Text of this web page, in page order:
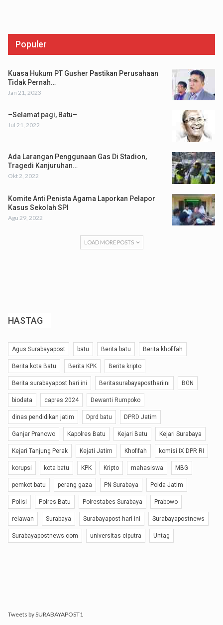
Populer
Kuasa Hukum PT Gusher Pastikan Perusahaan
Tidak Pernah…
Jan 21, 2023
–Selamat pagi, Batu–
Jul 21, 2022
Ada Larangan Penggunaan Gas Di Stadion,
Tragedi Kanjuruhan…
Okt 2, 2022
Komite Anti Penista Agama Laporkan Pelapor
Kasus Sekolah SPI
Agu 29, 2022
LOAD MORE POSTS
HASTAG
Agus Surabayapost batu Berita batu Berita khofifah
Berita kota Batu Berita KPK Berita kripto
Berita surabayapost hari ini Beritasurabayaposthariini BGN
biodata capres 2024 Dewanti Rumpoko
dinas pendidikan jatim Dprd batu DPRD Jatim
Ganjar Pranowo Kapolres Batu Kejari Batu Kejari Surabaya
Kejari Tanjung Perak Kejati Jatim Khofifah komisi IX DPR RI
korupsi kota batu KPK Kripto mahasiswa MBG
pemkot batu perang gaza PN Surabaya Polda Jatim
Polisi Polres Batu Polrestabes Surabaya Prabowo
relawan Surabaya Surabayapost hari ini Surabayapostnews
Surabayapostnews.com universitas ciputra Untag
Tweets by SURABAYAPOST1